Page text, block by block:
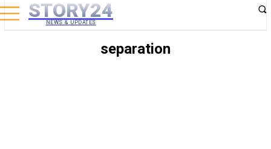
STORY24
NEWS & UPDATES
separation